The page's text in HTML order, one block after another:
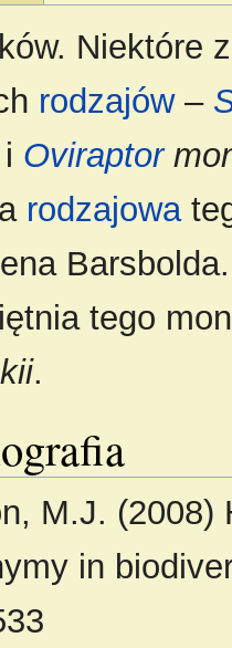
Niektóre
rodzajów–
Oviraptor
rodzajowa
tego
.
M.J. (2008)
in